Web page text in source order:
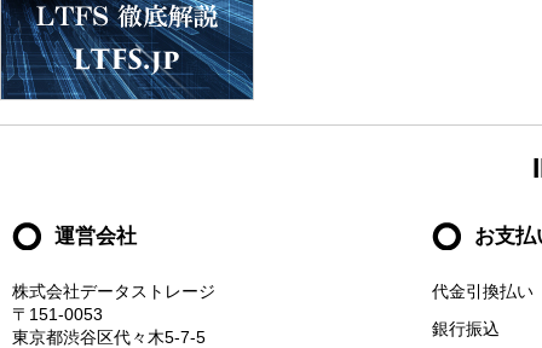
運営会社
株式会社データストレージ
〒151-0053
東京都渋谷区代々木5-7-5
お支払
代金引換払い
銀行振込